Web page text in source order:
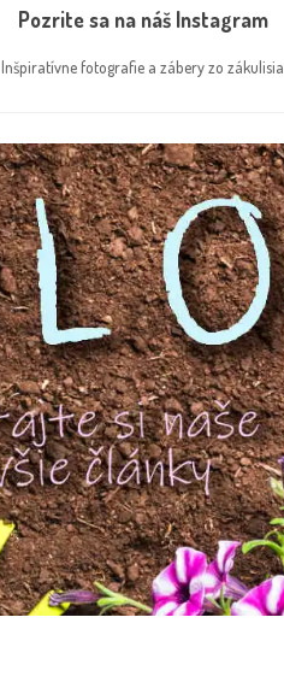
Pozrite sa na náš Instagram
Inšpiratívne fotografie a zábery zo zákulisia.